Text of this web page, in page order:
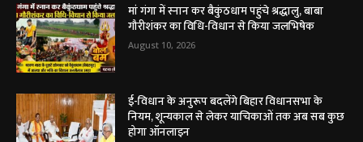
मां गंगा में स्नान कर बैकुंठधाम पहुंचे श्रद्धालु, बाबा
गौरीशंकर का विधि-विधान से किया जलभिषेक
August 10, 2026
ई-विधान के अनुरूप बदलेंगे बिहार विधानसभा के
नियम, शून्यकाल से लेकर याचिकाओं तक अब सब कुछ
होगा ऑनलाइन